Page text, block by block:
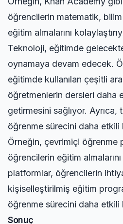
öğrencilerin matematik,
eğitim almalarını
Teknoloji, eğitimde
oynamaya devam edecek.
eğitimde kullanılan çeşitli
öğretmenlerin dersleri daha
getirmesini sağlıyor.
öğrenme sürecini daha etkili
Örneğin, çevrimiçi öğrenme
öğrencilerin eğitim
platformlar, öğrencilerin
kişiselleştirilmiş eğitim
öğrenme sürecini daha etkili
Sonuç